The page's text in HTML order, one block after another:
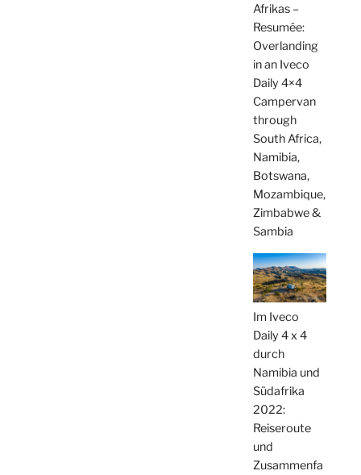
Afrikas –
Resumée:
Overlanding
in an Iveco
Daily 4×4
Campervan
through
South Africa,
Namibia,
Botswana,
Mozambique,
Zimbabwe &
Sambia
Im Iveco
Daily 4 x 4
durch
Namibia und
Südafrika
2022:
Reiseroute
und
Zusammenfa